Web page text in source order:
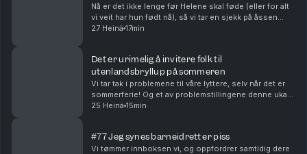
Nå er det ikke lenge før Helene skal føde (eller for alt
vi veit har hun født nå), så vi tar en sjekk på åssen
dette skal foregå. Og er egentlig Helene mer glad i
27 Heinä 17min
Det er urimelig å invitere folk til
utenlandsbryllup på sommeren
Vi tar tak i problemene til våre lyttere, selv når det er
sommerferie! Og et av problemstillingene denne uka
er jo hvorvidt det er urimelig å invitere noen til et
25 Heinä 15min
#77 Jeg synes barneidrett er piss
Vi tømmer innboksen vi, og oppfordrer samtidig dere